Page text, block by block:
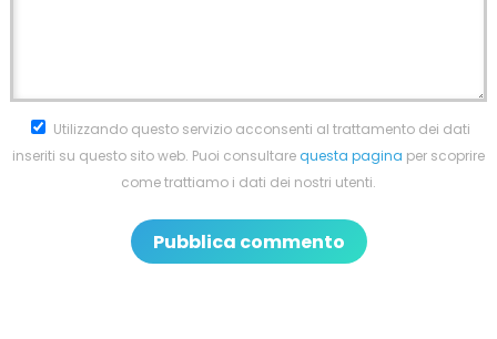
Utilizzando questo servizio acconsenti al trattamento dei dati
inseriti su questo sito web. Puoi consultarequesta pagina per scoprire
come trattiamo i dati dei nostri utenti.